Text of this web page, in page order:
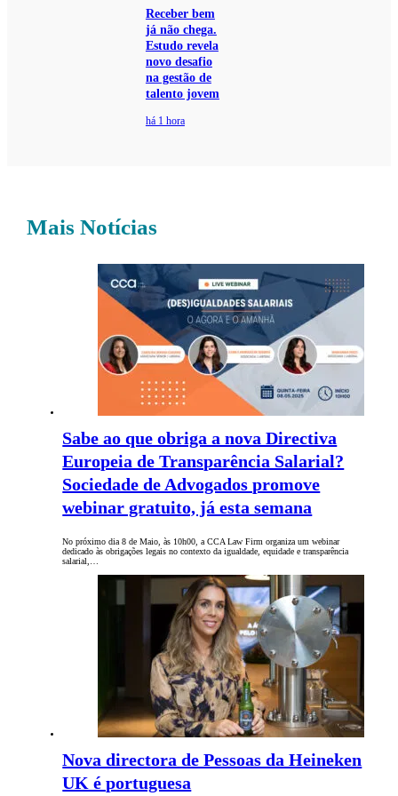
Receber bem
já não chega.
Estudo revela
novo desafio
na gestão de
talento jovem
há 1 hora
Mais Notícias
Sabe ao que obriga a nova Directiva
Europeia de Transparência Salarial?
Sociedade de Advogados promove
webinar gratuito, já esta semana
No próximo dia 8 de Maio, às 10h00, a CCA Law Firm organiza um webinar
dedicado às obrigações legais no contexto da igualdade, equidade e transparência
salarial,…
Nova directora de Pessoas da Heineken
UK é portuguesa